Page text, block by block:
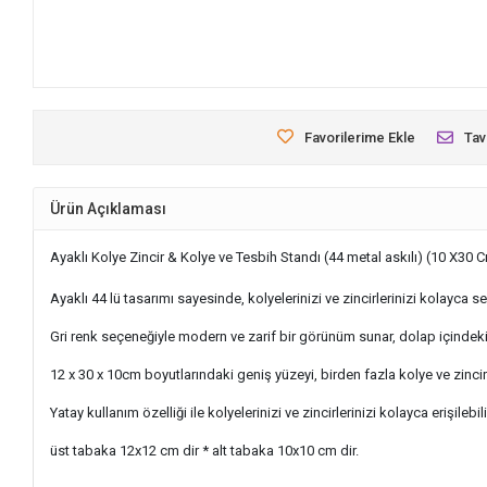
Favorilerime Ekle
Ürün Açıklaması
Ayaklı Kolye Zincir & Kolye ve Tesbih Standı (44 metal askılı) (10 X30
Ayaklı 44 lü tasarımı sayesinde, kolyelerinizi ve zincirlerinizi kolayca
Gri renk seçeneğiyle modern ve zarif bir görünüm sunar, dolap
12 x 30 x 10cm boyutlarındaki geniş yüzeyi, birden fazla kolye ve
Yatay kullanım özelliği ile kolyelerinizi ve zincirlerinizi kolayca
üst tabaka 12x12 cm dir * alt tabaka 10x10 cm dir.